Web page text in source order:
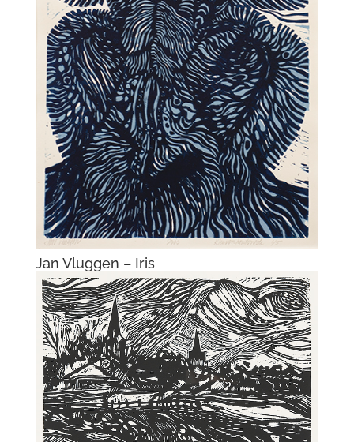
Jan Vluggen – Steentje in het water
Jan Vluggen – Bocht in de Waal III